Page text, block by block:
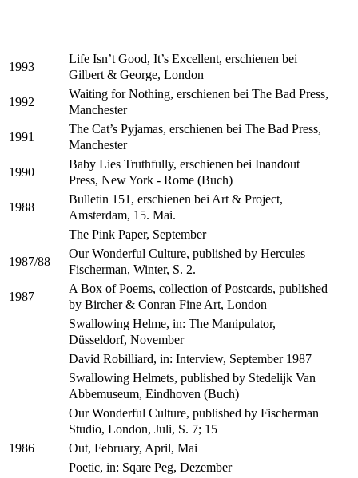
1993
Life Isn’t Good, It’s Excellent, erschienen bei
Gilbert & George, London
1992
Waiting for Nothing, erschienen bei The Bad Press,
Manchester
1991
The Cat’s Pyjamas, erschienen bei The Bad Press,
Manchester
1990
Baby Lies Truthfully, erschienen bei Inandout
Press, New York - Rome (Buch)
1988
Bulletin 151, erschienen bei Art & Project,
Amsterdam, 15. Mai.
The Pink Paper, September
1987/88
Our Wonderful Culture, published by Hercules
Fischerman, Winter, S. 2.
1987
A Box of Poems, collection of Postcards, published
by Bircher & Conran Fine Art, London
Swallowing Helme, in: The Manipulator,
Düsseldorf, November
David Robilliard, in: Interview, September 1987
Swallowing Helmets, published by Stedelijk Van
Abbemuseum, Eindhoven (Buch)
Our Wonderful Culture, published by Fischerman
Studio, London, Juli, S. 7; 15
1986
Out, February, April, Mai
Poetic, in: Sqare Peg, Dezember